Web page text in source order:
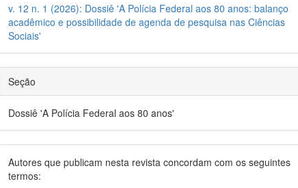
v. 12 n. 1 (2026): Dossiê 'A Polícia Federal aos 80 anos: balanço
acadêmico e possibilidade de agenda de pesquisa nas Ciências
Sociais'
Seção
Dossiê 'A Polícia Federal aos 80 anos'
Autores que publicam nesta revista concordam com os seguintes
termos: